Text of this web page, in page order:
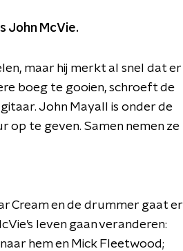
John McVie.
maar hij merkt al snel dat er
boeg te gooien, schroeft de
John Mayall is onder de
op te geven. Samen nemen ze
Cream en de drummer gaat er
leven gaan veranderen:
hem en Mick Fleetwood;